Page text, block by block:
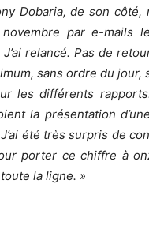
Dobaria, de son côté,
par e-mails
relancé. Pas de
sans ordre du jour,
les différents
la présentation
été très surpris de
porter ce chiffre à
la ligne. »